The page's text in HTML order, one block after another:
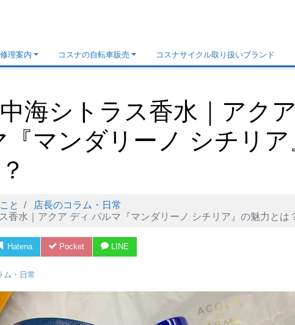
修理案内 コスナの自転車販売 コスナサイクル取り扱いブランド
海シトラス香水｜アクア
マンダリーノ シチリア
と
店長のコラム・日常
香水｜アクア ディ パルマ『マンダリーノ シチリア』の魅力とは
Hatena Pocket LINE
ム・日常